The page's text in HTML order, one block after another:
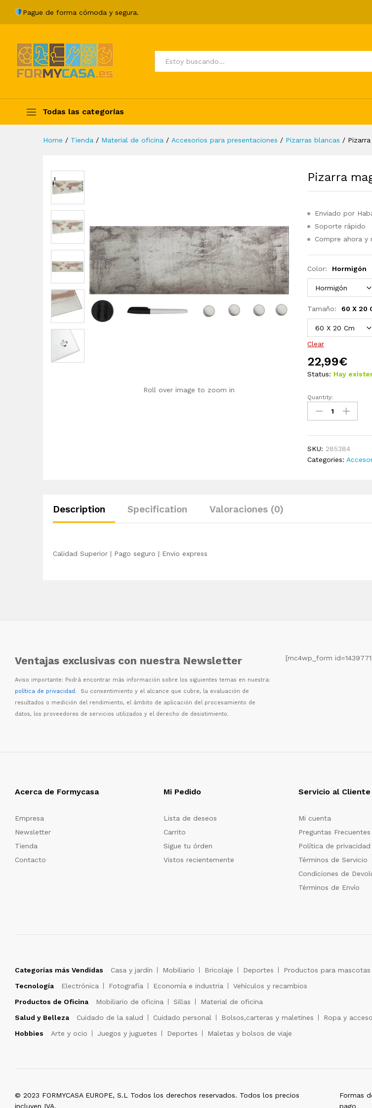
Pague de forma cómoda y segura.
Todos
Todas las categorías
y animales
Home / Tienda / Material de oficina / Accesorios para presentaciones / Pizarras blancas /
Roll over image to zoom in
Pizarra
Enviado por
Soporte rápido
Compre ahora y
Color: Hormigón
Tamaño: 60 X 20
Clear
22,99€
Status: Hay
Pizarra
magnética
de
60x20
cm
Quantity:
SKU: 285384
Categories:
Description Specification Valoraciones (0)
Calidad Superior | Pago seguro | Envio express
Ventajas exclusivas con nuestra Newsletter
Aviso importante: Podrá encontrar más información sobre los siguientes temas en nuestra:
política de privacidad. Su consentimiento y el alcance que cubre, la evaluación de
resultados o medición del rendimiento, el ámbito de aplicación del procesamiento de
datos, los proveedores de servicios utilizados y el derecho de desistimiento.
[mc4wp_form
Acerca de Formycasa
Empresa
Newsletter
Tienda
Contacto
Mi Pedido
Lista de deseos
Carrito
Sigue tu órden
Vistos recientemente
Servicio al Cliente
Mi cuenta
Preguntas Frecuentes
Política de privacidad
Términos de Servicio
Condiciones de
Términos de Envío
Categorías más Vendidas Casa y jardín Mobiliario Bricolaje Deportes
Productos para mascotas
Tecnología
Electrónica Fotografía Economía e industria
Vehículos y recambios
Productos de Oficina
Mobiliario de oficina Sillas
Material de oficina
Salud y Belleza
Cuidado de la salud Cuidado personal Bolsos,carteras y maletines Ropa y
Hobbies
Arte y ocio Juegos y juguetes Deportes Maletas y bolsos de viaje
© 2023 FORMYCASA EUROPE, S.L Todos los derechos reservados. Todos los precios
incluyen IVA.
Formas
pago
Description Specification